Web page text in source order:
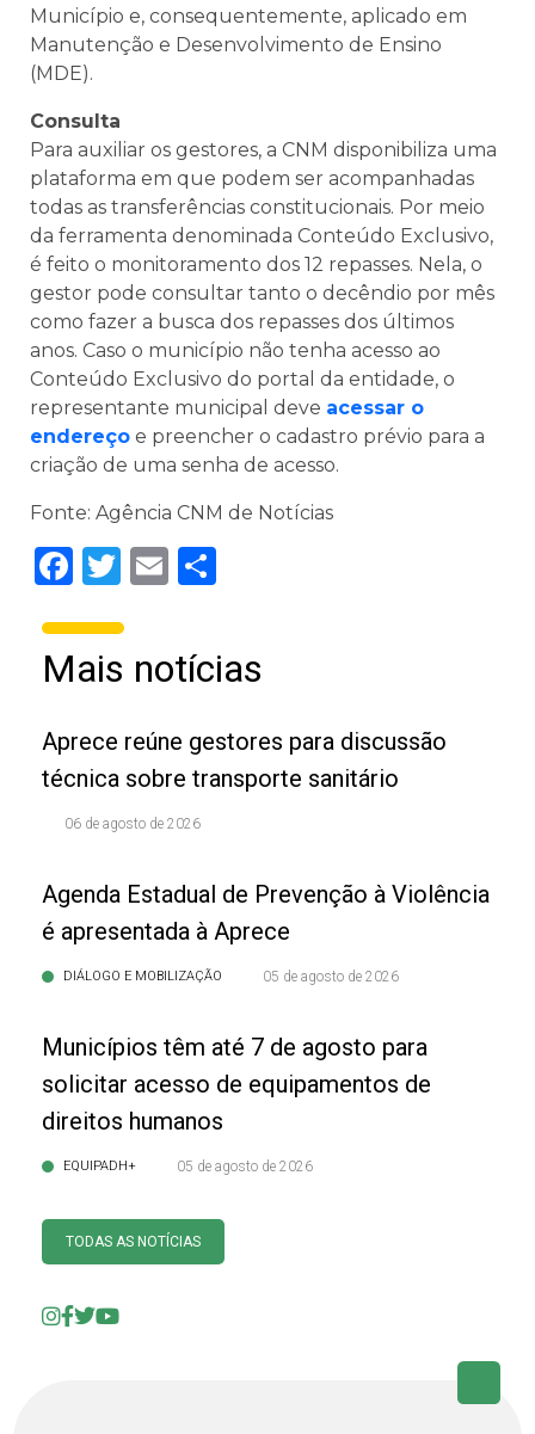
Município e, consequentemente, aplicado em
Manutenção e Desenvolvimento de Ensino
(MDE).
Consulta
Para auxiliar os gestores, a CNM disponibiliza uma
plataforma em que podem ser acompanhadas
todas as transferências constitucionais. Por meio
da ferramenta denominada Conteúdo Exclusivo,
é feito o monitoramento dos 12 repasses. Nela, o
gestor pode consultar tanto o decêndio por mês
como fazer a busca dos repasses dos últimos
anos. Caso o município não tenha acesso ao
Conteúdo Exclusivo do portal da entidade, o
representante municipal deve acessar o
endereço e preencher o cadastro prévio para a
criação de uma senha de acesso.
Fonte: Agência CNM de Notícias
Facebook
Twitter
Email
Mais notícias
Aprece reúne gestores para discussão
técnica sobre transporte sanitário
06 de agosto de 2026
Agenda Estadual de Prevenção à Violência
é apresentada à Aprece
DIÁLOGO E MOBILIZAÇÃO 05 de agosto de 2026
Municípios têm até 7 de agosto para
solicitar acesso de equipamentos de
direitos humanos
EQUIPADH+ 05 de agosto de 2026
TODAS AS NOTÍCIAS